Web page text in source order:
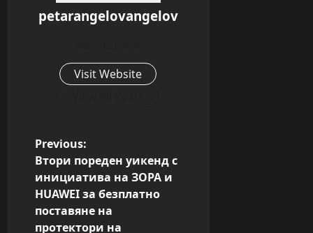
petarangelovangelov
Visit Website
P
o
s
t
Previous:
Втори пореден уикенд с
инициатива на ЗОРА и
HUAWEI за безплатно
поставяне на
протектори на